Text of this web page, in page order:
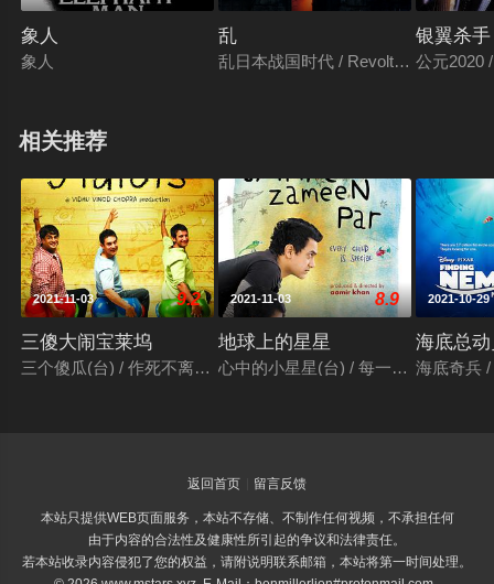
象人
象人
乱
乱日本战国时代 / Revolt / Ran
银翼杀手
公元2020
相关推荐
2021-11-03 9.2
三傻大闹宝莱坞
三个傻瓜(台) / 作死不离3兄弟(港) / 三个白痴 / 三个傻蛋 / 三个呆
2021-11-03 8.9
地球上的星星
心中的小星星(台) / 每一个孩子都是特
2021-10-29
海底总
海底奇兵
返回首页 留言反馈
本站只提供WEB页面服务，本站不存储、不制作任何视频，不承担任何
由于内容的合法性及健康性所引起的争议和法律责任。
若本站收录内容侵犯了您的权益，请附说明联系邮箱，本站将第一时间处理。